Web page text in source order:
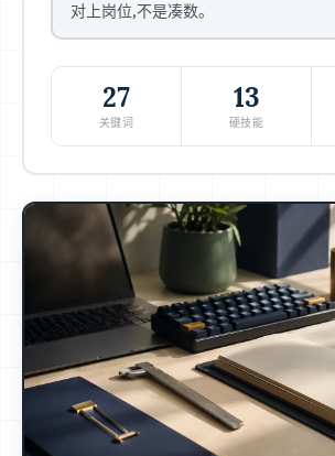
对上岗位,不是凑数。
27
关键词
13
硬技能